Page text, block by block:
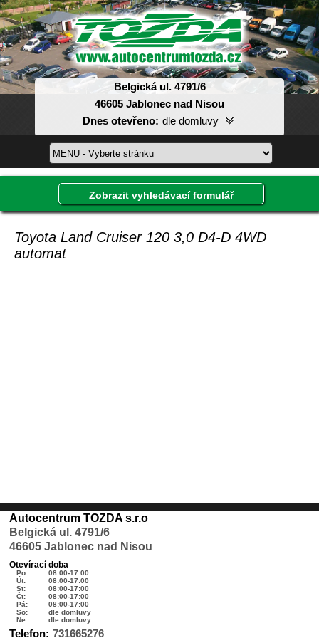
Belgická ul. 4791/6
46605 Jablonec nad Nisou
Dnes otevřeno: dle domluvy
Pondělí:
08:00-17:00
Úterý:
08:00-17:00
Středa:
08:00-17:00
Čtvrtek:
08:00-17:00
Pátek:
08:00-17:00
Sobota:
dle domluvy
dle domluvy
Zobrazit vyhledávací formulář
Toyota Land Cruiser 120 3,0 D4-D 4WD
automat
Autocentrum TOZDA s.r.o
Belgická ul. 4791/6
46605 Jablonec nad Nisou
Otevírací doba
Po:
08:00-17:00
Út:
08:00-17:00
St:
08:00-17:00
Čt:
08:00-17:00
Pá:
08:00-17:00
So:
dle domluvy
Ne:
dle domluvy
Telefon: 731665276